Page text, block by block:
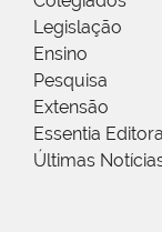
Legislação
Ensino
Pesquisa
Extensão
Essentia Editora
Últimas